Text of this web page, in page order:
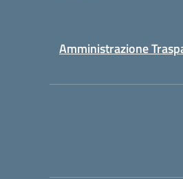
Amministrazione